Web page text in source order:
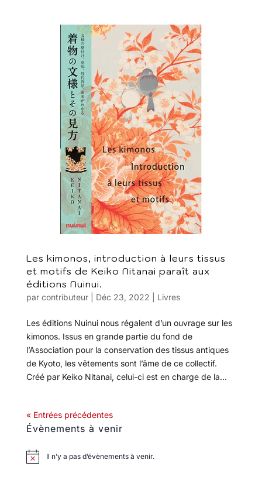
Les kimonos, introduction à leurs tissus
et motifs de Keiko Nitanai paraît aux
éditions Nuinui.
par contributeur| Déc 23, 2022 Livres
Les éditions Nuinui nous régalent d’un ouvrage sur les
kimonos. Issus en grande partie du fond de
l’Association pour la conservation des tissus antiques
de Kyoto, les vêtements sont l’âme de ce collectif.
Créé par Keiko Nitanai, celui-ci est en charge de la...
« Entrées précédentes
Évènements à venir
Il n’y a pas d’évènements à venir.